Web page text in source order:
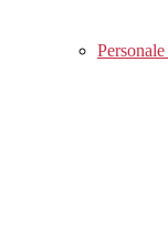
Personale